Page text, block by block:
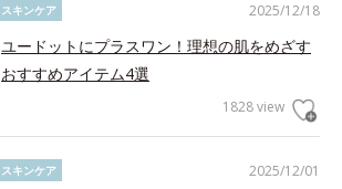
2025/12/18
スキンケア
ユードットにプラスワン！理想の肌をめざす
おすすめアイテム4選
1828 view
2025/12/01
スキンケア